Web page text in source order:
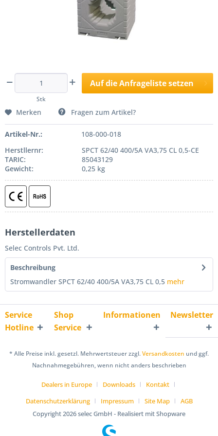
Stk
Auf die Anfrageliste setzen
Merken Fragen zum Artikel?
Artikel-Nr.:
108-000-018
Herstllernr:
SPCT 62/40 400/5A VA3,75 CL 0,5-CE
TARIC:
85043129
Gewicht:
0,25 kg
Herstellerdaten
Selec Controls Pvt. Ltd.
Beschreibung
Stromwandler SPCT 62/40 400/5A VA3,75 CL 0,5 mehr
Service
Hotline
Shop
Service
Informationen Newsletter
* Alle Preise inkl. gesetzl. Mehrwertsteuer zzgl.Versandkosten und ggf.
Nachnahmegebühren, wenn nicht anders beschrieben
Dealers in Europe Downloads
Kontakt
Datenschutzerklärung
Impressum Site Map
AGB
Copyright2026 selec GmbH - Realisiert mit Shopware